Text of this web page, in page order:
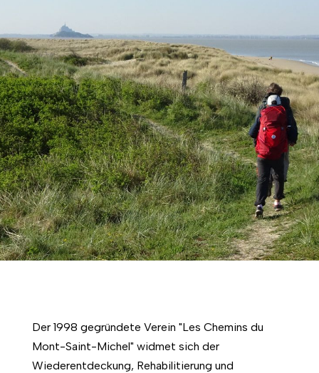
Der 1998 gegründete Verein "Les Chemins du
Mont-Saint-Michel" widmet sich der
Wiederentdeckung, Rehabilitierung und